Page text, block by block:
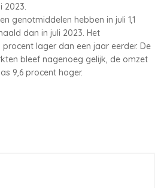
2023.
genotmiddelen hebben in juli 1,1
dan in juli 2023. Het
lager dan een jaar eerder. De
bleef nagenoeg gelijk, de omzet
9,6 procent hoger.